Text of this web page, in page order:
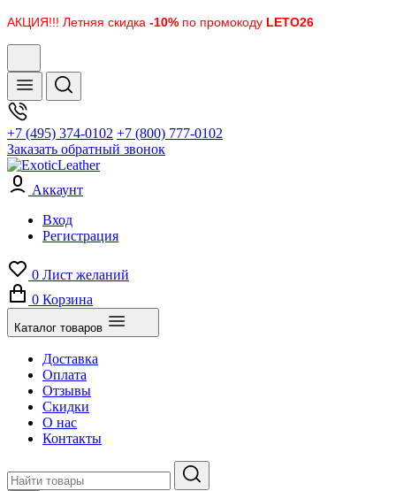
АКЦИЯ!!! Летняя скидка -10% по промокоду LETO26
+7 (495) 374-0102 +7 (800) 777-0102
Заказать обратный звонок
Аккаунт
Вход
Регистрация
0 Лист желаний
0 Корзина
Каталог товаров
Доставка
Оплата
Отзывы
Скидки
О нас
Контакты